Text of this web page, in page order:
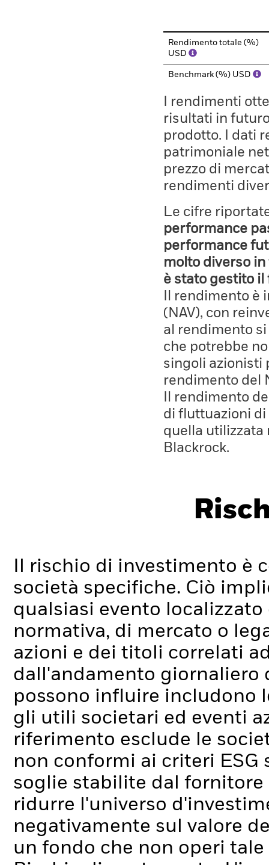
Rendimento totale (%)
USD
Benchmark (%) USD
I rendimenti
risultati in
prodotto. I dati
patrimoniale
prezzo di
rendimenti
Le cifre
performance
performance
molto diverso
è stato gestito il
Il rendimento è
(NAV), con
al rendimento si
che potrebbe
singoli azionisti
rendimento del
Il rendimento
di fluttuazioni di
quella utilizzata
Blackrock.
Il rischio di investimento è
società specifiche. Ciò
qualsiasi evento
normativa, di mercato o
azioni e dei titoli correlati
dall'andamento giornaliero
possono influire includono
gli utili societari ed eventi
riferimento esclude le
non conformi ai criteri
soglie stabilite dal fornitore
ridurre l'universo
negativamente sul valore
un fondo che non operi tale